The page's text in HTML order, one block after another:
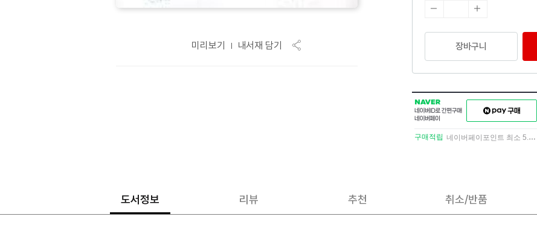
미리보기 내서재 담기 장바구니
NAVER
네이버
ID로
간편구매
네이버페이
구매하기
구매적립 네이버페이포인트 최소 5.5% 적립
도서정보 리뷰 추천 취소/반품